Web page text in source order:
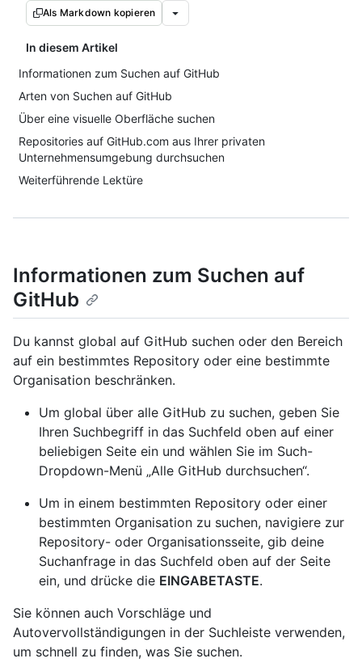
Als Markdown kopieren
In diesem Artikel
Informationen zum Suchen auf GitHub
Arten von Suchen auf GitHub
Über eine visuelle Oberfläche suchen
Repositories auf GitHub.com aus Ihrer privaten
Unternehmensumgebung durchsuchen
Weiterführende Lektüre
Informationen zum Suchen auf
GitHub
Du kannst global auf GitHub suchen oder den Bereich
auf ein bestimmtes Repository oder eine bestimmte
Organisation beschränken.
Um global über alle GitHub zu suchen, geben Sie
Ihren Suchbegriff in das Suchfeld oben auf einer
beliebigen Seite ein und wählen Sie im Such-
Dropdown-Menü „Alle GitHub durchsuchen“.
Um in einem bestimmten Repository oder einer
bestimmten Organisation zu suchen, navigiere zur
Repository- oder Organisationsseite, gib deine
Suchanfrage in das Suchfeld oben auf der Seite
ein, und drücke die EINGABETASTE.
Sie können auch Vorschläge und
Autovervollständigungen in der Suchleiste verwenden,
um schnell zu finden, was Sie suchen.